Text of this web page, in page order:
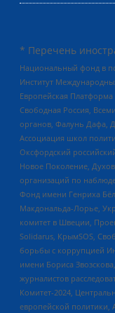
* Перечень
Национальный фонд в
Институт
Европейская
Свободная Россия,
органов, Фалунь Дафа,
Ассоциация школ
Оксфордский
Новое Поколение,
организаций по
Фонд имени Генриха
Макдональда-Лорье,
комитет в Швеции,
Solidarus, КрымSOS,
борьбы с коррупцией
имени Бориса
журналистов
Комитет-2024,
европейской политики,